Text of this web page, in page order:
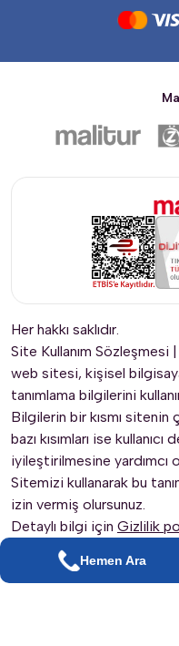
Her hakkı saklıdır.
Site Kullanım Sözleşmesi |
web sitesi, kişisel
tanımlama bilgilerini
Bilgilerin bir kısmı sitenin
bazı kısımları ise
iyileştirilmesine yardımcı
Sitemizi kullanarak bu
izin vermiş olursunuz.
Detaylı bilgi için Gizlilik
tüm fiyatlar, ilgili üründe
olup seçeceğiniz
Hemen Ara